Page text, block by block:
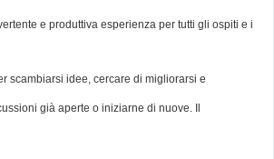
e produttiva esperienza per tutti gli ospiti e i
scambiarsi idee, cercare di migliorarsi e
già aperte o iniziarne di nuove. Il